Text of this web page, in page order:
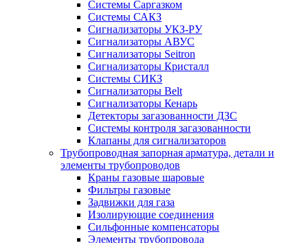
Системы Саргазком
Системы САКЗ
Сигнализаторы УКЗ-РУ
Сигнализаторы АВУС
Сигнализаторы Seitron
Сигнализаторы Кристалл
Системы СИКЗ
Сигнализаторы Belt
Сигнализаторы Кенарь
Детекторы загазованности ДЗС
Системы контроля загазованности
Клапаны для сигнализаторов
Трубопроводная запорная арматура, детали и
элементы трубопроводов
Краны газовые шаровые
Фильтры газовые
Задвижки для газа
Изолирующие соединения
Сильфонные компенсаторы
Элементы трубопровода